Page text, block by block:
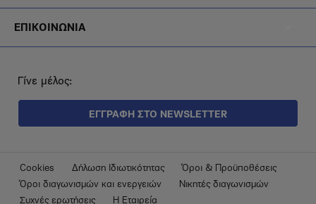
ΕΠΙΚΟΙΝΩΝΙΑ
Γίνε μέλος:
ΕΓΓΡΑΦΗ ΣΤΟ NEWSLETTER
Footer
Submenu
Cookies Δήλωση Ιδιωτικότητας
Όροι & Προϋποθέσεις
Όροι διαγωνισμών και ενεργειών
Νικητές διαγωνισμών
Συχνές ερωτήσεις
Η Εταιρεία